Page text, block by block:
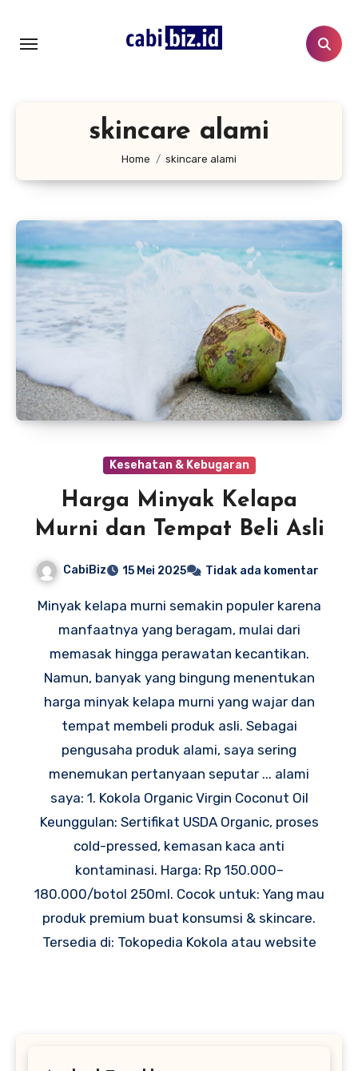
konten
skincare alami
Home skincare alami
Kesehatan & Kebugaran
Harga Minyak Kelapa
Murni dan Tempat Beli Asli
CabiBiz 15 Mei 2025 Tidak ada komentar
Minyak kelapa murni semakin populer karena
manfaatnya yang beragam, mulai dari
memasak hingga perawatan kecantikan.
Namun, banyak yang bingung menentukan
harga minyak kelapa murni yang wajar dan
tempat membeli produk asli. Sebagai
pengusaha produk alami, saya sering
menemukan pertanyaan seputar ... alami
saya: 1. Kokola Organic Virgin Coconut Oil
Keunggulan: Sertifikat USDA Organic, proses
cold-pressed, kemasan kaca anti
kontaminasi. Harga: Rp 150.000–
180.000/botol 250ml. Cocok untuk: Yang mau
produk premium buat konsumsi & skincare.
Tersedia di: Tokopedia Kokola atau website